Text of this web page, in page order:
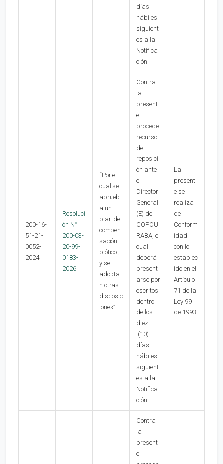
días
hábiles
siguient
es a la
Notifica
ción.
200-16-
51-21-
0052-
2024
Resoluci
ón N°
200-03-
20-99-
0183-
2026
“Por el
cual se
aprueb
a un
plan de
compen
sación
biótico ,
y se
adopta
n otras
disposic
iones”
Contra
la
present
e
procede
recurso
de
reposici
ón ante
el
Director
General
(E) de
COPOU
RABA, el
cual
deberá
present
arse por
escritos
dentro
de los
diez
(10)
días
hábiles
siguient
es a la
Notifica
ción.
La
present
e se
realiza
de
Conform
idad
con lo
establec
ido en el
Artículo
71 de la
Ley 99
de 1993.
Contra
la
present
e